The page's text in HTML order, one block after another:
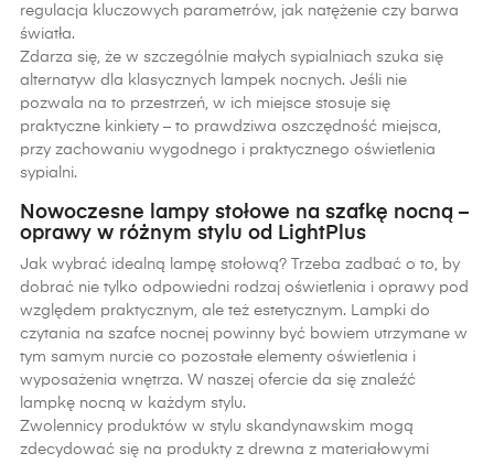
regulacja kluczowych parametrów, jak natężenie czy barwa
światła.
Zdarza się, że w szczególnie małych sypialniach szuka się
alternatyw dla klasycznych lampek nocnych. Jeśli nie
pozwala na to przestrzeń, w ich miejsce stosuje się
praktyczne kinkiety – to prawdziwa oszczędność miejsca,
przy zachowaniu wygodnego i praktycznego oświetlenia
sypialni.
Nowoczesne lampy stołowe na szafkę nocną –
oprawy w różnym stylu od LightPlus
Jak wybrać idealną lampę stołową? Trzeba zadbać o to, by
dobrać nie tylko odpowiedni rodzaj oświetlenia i oprawy pod
względem praktycznym, ale też estetycznym. Lampki do
czytania na szafce nocnej powinny być bowiem utrzymane w
tym samym nurcie co pozostałe elementy oświetlenia i
wyposażenia wnętrza. W naszej ofercie da się znaleźć
lampkę nocną w każdym stylu.
Zwolennicy produktów w stylu skandynawskim mogą
zdecydować się na produkty z drewna z materiałowymi